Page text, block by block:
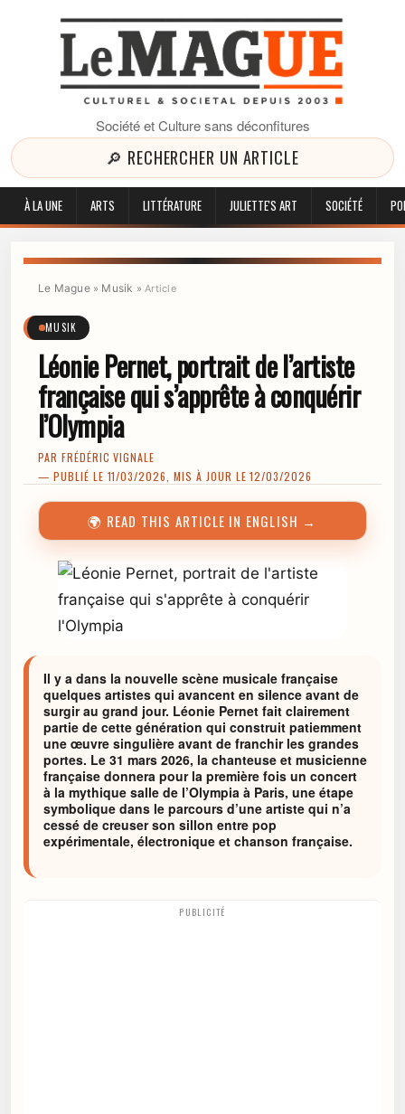
Société et Culture sans déconfitures
🔎 RECHERCHER UN ARTICLE
À LA UNE ARTS LITTÉRATURE JULIETTE'S ART SOCIÉTÉ
Le Mague» Musik »Article
MUSIK
Léonie Pernet, portrait de l’artiste
française qui s’apprête à conquérir
l’Olympia
PAR FRÉDÉRIC VIGNALE
— PUBLIÉ LE 11/03/2026, MIS À JOUR LE 12/03/2026
🌍 READ THIS ARTICLE IN ENGLISH →
Il y a dans la nouvelle scène musicale française
quelques artistes qui avancent en silence avant de
surgir au grand jour. Léonie Pernet fait clairement
partie de cette génération qui construit patiemment
une œuvre singulière avant de franchir les grandes
portes. Le 31 mars 2026, la chanteuse et musicienne
française donnera pour la première fois un concert
à la mythique salle de l’Olympia à Paris, une étape
symbolique dans le parcours d’une artiste qui n’a
cessé de creuser son sillon entre pop
expérimentale, électronique et chanson française.
PUBLICITÉ